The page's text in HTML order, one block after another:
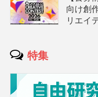
向け創
リエイ
特集